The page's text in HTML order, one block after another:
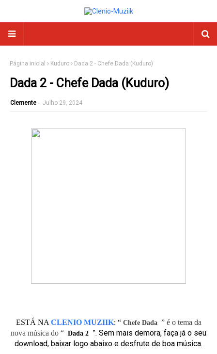
Página inicial Kuduro Dada 2 - Chefe Dada (Kuduro)
Dada 2 - Chefe Dada (Kuduro)
Clemente - Julho 29, 2024
ESTÁ NA CLENIO MUZIIK: “ Chefe Dada ” é o tema da
nova música do “ Dada 2 ”. Sem mais demora, faça já o seu
download, baixar logo abaixo e desfrute de boa música.